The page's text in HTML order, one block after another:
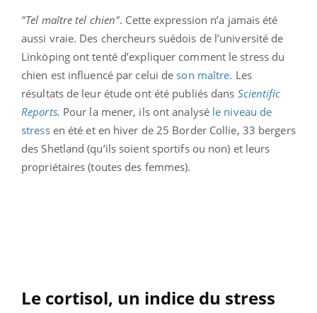
"Tel maître tel chien". Cette expression n’a jamais été
aussi vraie. Des chercheurs suédois de l’université de
Linköping ont tenté d’expliquer comment le stress du
chien est influencé par celui de son maître. Les
résultats de leur étude ont été publiés dans Scientific
Reports. Pour la mener, ils ont analysé le niveau de
stressen été et en hiver de 25 Border Collie, 33 bergers
des Shetland (qu’ils soient sportifs ou non) et leurs
propriétaires (toutes des femmes).
Le cortisol, un indice du stress